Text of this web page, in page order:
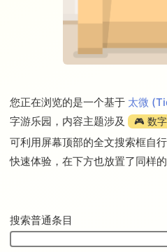
或者仅仅听过，不知实用效
直到亲眼看到专家解决问题
的过程，才发现这种知识
经过一番周折，对这种专家知识产
相见恨晚的知识。
您正在浏览的是一个基于 太微
字游乐园，内容主题涉及
🎮 数
可利用屏幕顶部的全文搜索框自
快速体验，在下方也放置了同样
搜索普通条目